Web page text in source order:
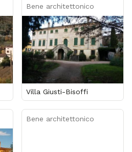
Bene architettonico
Villa Giusti-Bisoffi
Bene architettonico